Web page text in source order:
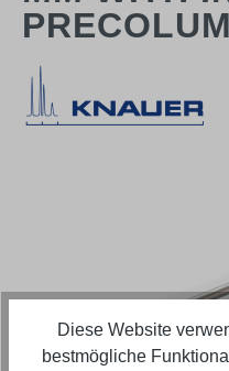
Diese Website
bestmögliche